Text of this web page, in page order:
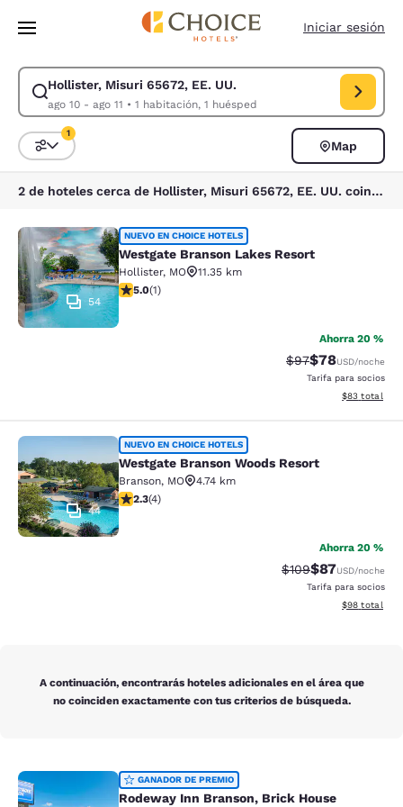
Pasar A Contenido Principal
Iniciar sesión
Hollister, Misuri 65672, EE. UU.
ago 10 - ago 11 • 1 habitación, 1 huésped
Modificar la búsqueda de Hollister, Misuri 65672, EE. UU.. Fecha de
Ordenar y filtrar
1
Map
2 de hoteles cerca de Hollister, Misuri 65672, EE. UU. coinciden con tus filtros
Westgate Branson Lakes Resort
54
NUEVO EN CHOICE HOTELS
Westgate Branson Lakes Resort
Hollister, MO
11.35 km
calificación de 5 estrellas. Excepcional. 1 reseña
5.0(1)
Ahorra 20 %
Precio tachado:
$97Precio con
$78USD/noche
Tarifa para socios
Ver detalles
$83 total
Westgate Branson Woods Resort
44
NUEVO EN CHOICE HOTELS
Westgate Branson Woods Resort
Branson, MO
4.74 km
calificación de 2.25 estrellas. Feria. 4 reseñas
2.3(4)
Ahorra 20 %
Precio tachado:
$109Precio con
$87USD/noche
Tarifa para socios
Ver detalles
$98 total
A continuación, encontrarás hoteles adicionales en el área que
no coinciden exactamente con tus criterios de búsqueda.
Rodeway Inn Branson, Brick House
GANADOR DE PREMIO
Rodeway Inn Branson, Brick House